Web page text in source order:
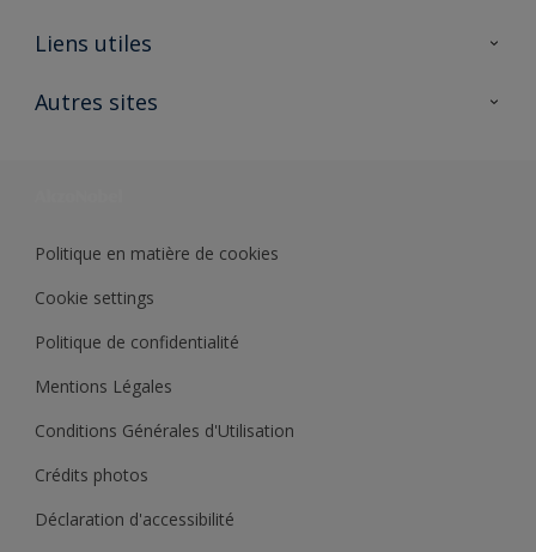
A propos de Sikkens
Liens utiles
Ouvrir un magasin PASS
Autres sites
Politique en matière de cookies
Cookie settings
Politique de confidentialité
Mentions Légales
Conditions Générales d'Utilisation
Crédits photos
Déclaration d'accessibilité